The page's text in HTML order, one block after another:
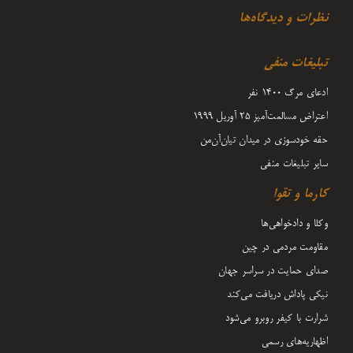
نظرات و دیدگاه‌ها
تبلیغات منفی
ادعای مرگ 1400 نفر
اعتراض مسالمت‌آمیز ۲۵ آوریل ۱۹۹۹
حقه خودسوزی در میدان تیان‌آن‌من
سایر تبلیغات منفی
کارما و تقوا
وکلا و دادخواهی‌ها
مقاومت مردمی در چین
صدای حمایت در سراسر جهان
نیکی پاداش دریافت می‌کند
شرارت با کیفر روبرو می‌شود
اظهاریه‌های رسمی